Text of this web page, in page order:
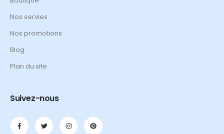
Nos servies
Nos promotions
Blog
Plan du site
Suivez-nous